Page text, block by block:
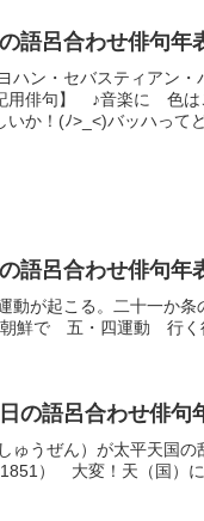
語呂合わせ俳句年
ハン・セバスティアン
用俳句】 ♪音楽に 色
か！(ﾉ>_<)バッハって
語呂合わせ俳句年
動が起こる。二十一か条
鮮で 五・四運動 行く
の語呂合わせ俳句
ゅうぜん）が太平天国の
） 大変！天（国）